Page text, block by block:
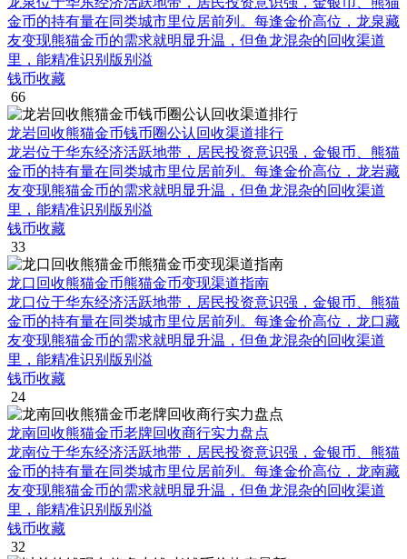
金币的持有量在同类城市里位居前列。每逢金价高位，龙泉藏
友变现熊猫金币的需求就明显升温，但鱼龙混杂的回收渠道
里，能精准识别版别溢
钱币收藏
66
龙岩回收熊猫金币钱币圈公认回收渠道排行
龙岩位于华东经济活跃地带，居民投资意识强，金银币、熊猫
金币的持有量在同类城市里位居前列。每逢金价高位，龙岩藏
友变现熊猫金币的需求就明显升温，但鱼龙混杂的回收渠道
里，能精准识别版别溢
钱币收藏
33
龙口回收熊猫金币熊猫金币变现渠道指南
龙口位于华东经济活跃地带，居民投资意识强，金银币、熊猫
金币的持有量在同类城市里位居前列。每逢金价高位，龙口藏
友变现熊猫金币的需求就明显升温，但鱼龙混杂的回收渠道
里，能精准识别版别溢
钱币收藏
24
龙南回收熊猫金币老牌回收商行实力盘点
龙南位于华东经济活跃地带，居民投资意识强，金银币、熊猫
金币的持有量在同类城市里位居前列。每逢金价高位，龙南藏
友变现熊猫金币的需求就明显升温，但鱼龙混杂的回收渠道
里，能精准识别版别溢
钱币收藏
32